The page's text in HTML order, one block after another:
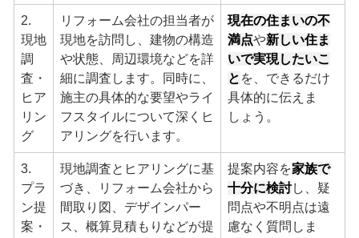
2.
現地
調
査・
ヒア
リン
グ
リフォーム会社の担当者が
現地を訪問し、建物の構造
や状態、周辺環境などを詳
細に調査します。同時に、
施主の具体的な要望やライ
フスタイルについて深くヒ
アリングを行います。
現在の住まいの不
満点や新しい住ま
いで実現したいこ
と を、できるだけ
具体的に伝えま
しょう。
3.
プラ
ン提
案・
現地調査とヒアリングに基
づき、リフォーム会社から
間取り図、デザインパー
ス、概算見積もりなどが提
提案内容を家族で
十分に検討し、疑
問点や不明点は遠
慮なく質問しま